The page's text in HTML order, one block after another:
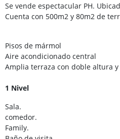
Se vende espectacular PH.
Cuenta con 500m2 y 80m2 de
Pisos de mármol
Aire acondicionado central
Amplia terraza con doble altura y
1 Nivel
Sala.
comedor.
Family.